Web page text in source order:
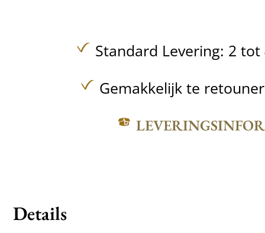
Standard Levering: 2
Gemakkelijk te
Details